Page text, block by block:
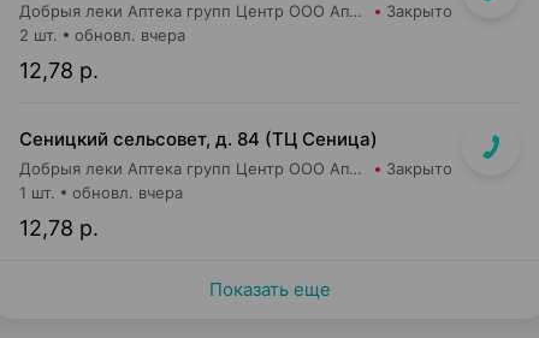
Добрыя леки Аптека групп Центр ООО Аптека №113 Закрыто
12,78 р.
2 шт. обновл. вчера
Сеницкий сельсовет, д. 84 (ТЦ Сеница)
Добрыя леки Аптека групп Центр ООО Аптека №111 Закрыто
12,78 р.
1 шт. обновл. вчера
Показать еще